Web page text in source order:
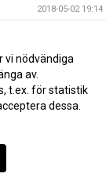
2018-05-02 19:14
2018-04-28 16:25
2018-04-27 20:57
vi nödvändiga
av.
t.ex. för statistik
dessa.